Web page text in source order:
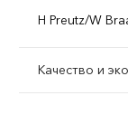
H Preutz/W
Качество и